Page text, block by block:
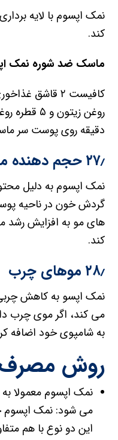
نمک اپسوم با لایه
کند.
ماسک ضد شوره نمک
کافیست ۲ قاشق
دقیقه روی پوست سر
۲۷٫ حجم دهنده مو
نمک اپسوم به دلیل
گردش خون در ناحیه
های مو به افزایش
کند.
۲۸٫ موهای چرب
نمک اپسو به کاهش
می کند، اگر موی چرب
به شامپوی خود اضافه
روش
نمک اپسوم معمولا به
می شود: نمک اپسوم
این دو نوع با هم